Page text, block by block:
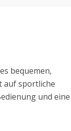
bequemen,
auf sportliche
und eine